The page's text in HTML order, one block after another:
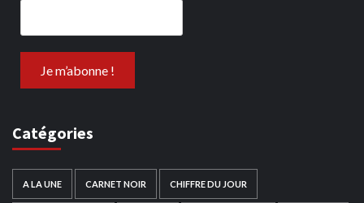
Catégories
A LA UNE CARNET NOIR CHIFFRE DU JOUR